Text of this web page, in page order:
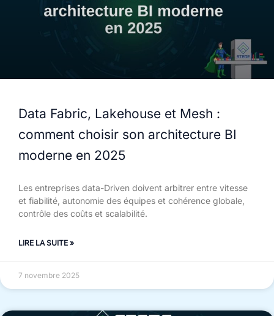
Data Fabric, Lakehouse et Mesh :
comment choisir son architecture BI
moderne en 2025
Les entreprises data-Driven doivent arbitrer entre vitesse
et fiabilité, autonomie des équipes et cohérence globale,
contrôle des coûts et scalabilité.
LIRE LA SUITE »
7 novembre 2025